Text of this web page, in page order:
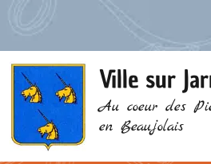
Ville sur
Au coeur des
en Beaujolais